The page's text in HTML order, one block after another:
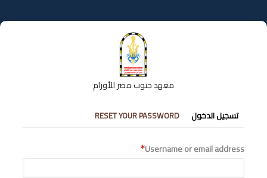
إلى
المحتوى
معهد جنوب مصر للأورام
التبويبات
الأساسية
تسجيل الدخول RESET YOUR PASSWORD
Username or email address